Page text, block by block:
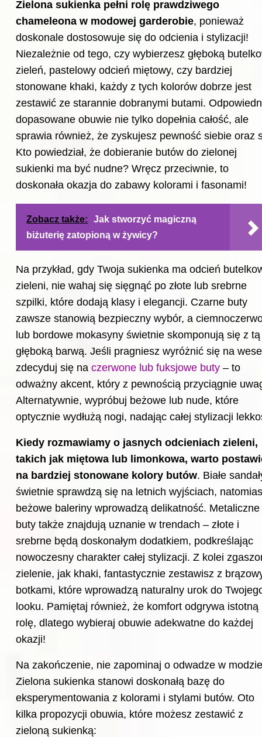
Zielona sukienka pełni rolę prawdziwego
chameleona w modowej garderobie, ponieważ
doskonale dostosowuje się do odcienia i stylizacji!
Niezależnie od tego, czy wybierzesz głęboką
zieleń, pastelowy odcień miętowy, czy bardziej
stonowane khaki, każdy z tych kolorów dobrze jest
zestawić ze starannie dobranymi butami.
dopasowane obuwie nie tylko dopełnia całość, ale
sprawia również, że zyskujesz pewność siebie oraz
Kto powiedział, że dobieranie butów do zielonej
sukienki ma być nudne? Wręcz przeciwnie, to
doskonała okazja do zabawy kolorami i fasonami!
Zobacz także:
Jak stworzyć magiczną
biżuterię zatopioną w żywicy?
Na przykład, gdy Twoja sukienka ma odcień
zieleni, nie wahaj się sięgnąć po złote lub srebrne
szpilki, które dodają klasy i elegancji. Czarne buty
zawsze stanowią bezpieczny wybór, a
lub bordowe mokasyny świetnie skomponują się z tą
głęboką barwą. Jeśli pragniesz wyróżnić się na
zdecyduj się na czerwone lub fuksjowe buty – to
odważny akcent, który z pewnością przyciągnie
Alternatywnie, wypróbuj beżowe lub nude, które
optycznie wydłużą nogi, nadając całej stylizacji
Kiedy rozmawiamy o jasnych odcieniach zieleni,
takich jak miętowa lub limonkowa, warto
na bardziej stonowane kolory butów. Białe
świetnie sprawdzą się na letnich wyjściach,
beżowe baleriny wprowadzą delikatność. Metaliczne
buty także znajdują uznanie w trendach – złote i
srebrne będą doskonałym dodatkiem, podkreślając
nowoczesny charakter całej stylizacji. Z kolei
zielenie, jak khaki, fantastycznie zestawisz z
botkami, które wprowadzą naturalny urok do
looku. Pamiętaj również, że komfort odgrywa istotną
rolę, dlatego wybieraj obuwie adekwatne do każdej
okazji!
Na zakończenie, nie zapominaj o odwadze w
Zielona sukienka stanowi doskonałą bazę do
eksperymentowania z kolorami i stylami butów. Oto
kilka propozycji obuwia, które możesz zestawić z
zieloną sukienką: